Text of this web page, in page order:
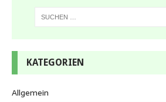
KATEGORIEN
Allgemein